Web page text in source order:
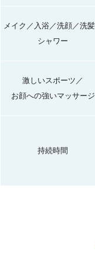
メイク／入浴／洗顔／洗
シャワー
激しいスポーツ／
お顔への強いマッサージ
持続時間